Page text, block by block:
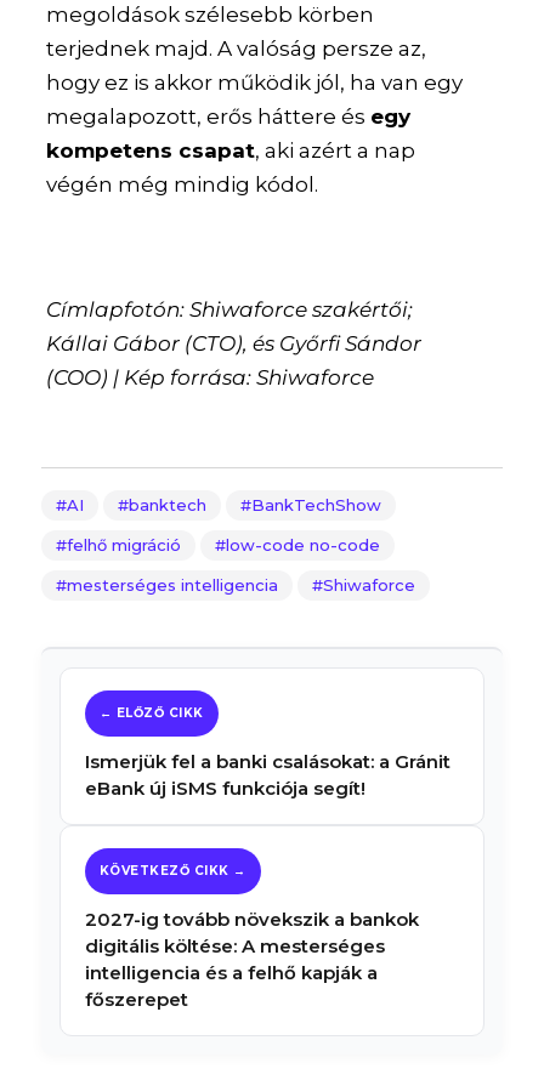
megoldások szélesebb körben
terjednek majd. A valóság persze az,
hogy ez is akkor működik jól, ha van egy
megalapozott, erős háttere és egy
kompetens csapat, aki azért a nap
végén még mindig kódol.
Címlapfotón: Shiwaforce szakértői;
Kállai Gábor (CTO), és Győrfi Sándor
(COO) | Kép forrása: Shiwaforce
AI banktech BankTechShow
felhő migráció low-code no-code
mesterséges intelligencia Shiwaforce
Ismerjük fel a banki csalásokat: a Gránit
eBank új iSMS funkciója segít!
2027-ig tovább növekszik a bankok
digitális költése: A mesterséges
intelligencia és a felhő kapják a
főszerepet